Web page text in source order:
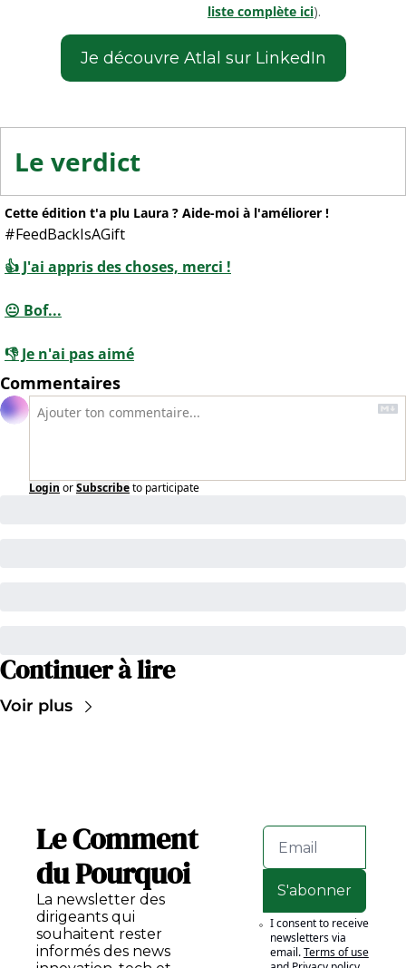
liste complète ici).
Je découvre Atlal sur LinkedIn
Le verdict
Cette édition t'a plu Laura ? Aide-moi à l'améliorer !
#FeedBackIsAGift
👍 J'ai appris des choses, merci !
😐 Bof...
👎 Je n'ai pas aimé
Commentaires
Login orSubscribeto participate
Continuer à lire
Voir plus
Le Comment
du Pourquoi
La newsletter des
dirigeants qui
souhaitent rester
informés des news
S'abonner
I consent to receive
newsletters via
email.Terms of use